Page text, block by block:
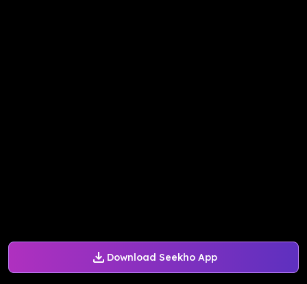
Download Seekho App